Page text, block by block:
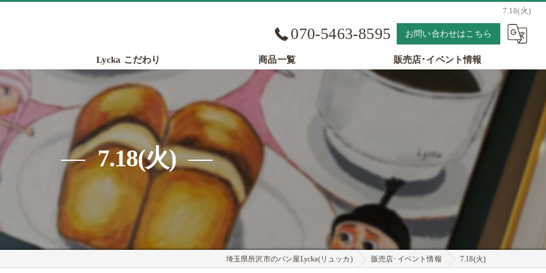
7.18(火)
070-5463-8595 お問い合わせはこちら
Lycka こだわり 商品一覧 販売店･イベント情報
7.18(火)
埼玉県所沢市のパン屋Lycka(リュッカ) 販売店･イベント情報 7.18(火)